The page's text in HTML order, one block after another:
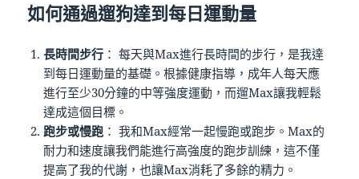
如何通過遛狗達到每日運動量
長時間步行 ： 每天與Max進行長時間的步行，是我達
到每日運動量的基礎。根據健康指導，成年人每天應
進行至少30分鐘的中等強度運動，而遛Max讓我輕鬆
達成這個目標​。
跑步或慢跑 ： 我和Max經常一起慢跑或跑步。Max的
耐力和速度讓我們能進行高強度的跑步訓練，這不僅
提高了我的代謝，也讓Max消耗了多餘的精力。